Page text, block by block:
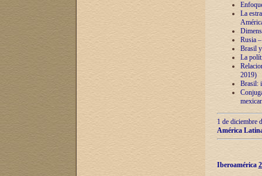
La
Rusia
Brasil
La
2019)
Brasil:
1 de diciembre
América
Iberoamérica